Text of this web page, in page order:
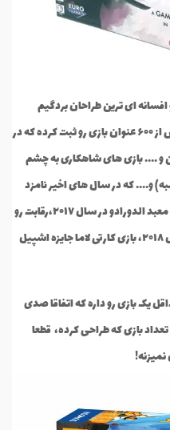
افسانه ای ترین طراحان بردگیم
هست که در سال های فعالیت خودش بیش از ۶۰۰ عنوان بازی رو ثبت کرده که در
و اکسپنشن و .... بازی های شاهکاری به چشم
و.... که در سال های اخیر نامزد
دریافت جایزه بهترین بازی سال هم شدند؛ معبد الدورادو در سال ۲۰۱۷،رقابت رو
به کینگ دومینو از برونو کاتالا باخت . در سال ۲۰۱۸، بازی کارتی لاما جایزه اشپیل
یک بازی رو داره که اتفاقا صدی
بازی که طراحی کرده، قطعا